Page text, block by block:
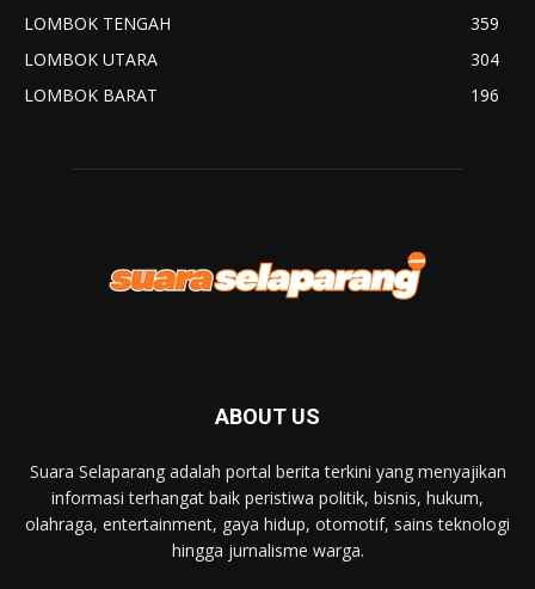
LOMBOK TENGAH
359
LOMBOK UTARA
304
LOMBOK BARAT
196
ABOUT US
Suara Selaparang adalah portal berita terkini yang menyajikan
informasi terhangat baik peristiwa politik, bisnis, hukum,
olahraga, entertainment, gaya hidup, otomotif, sains teknologi
hingga jurnalisme warga.